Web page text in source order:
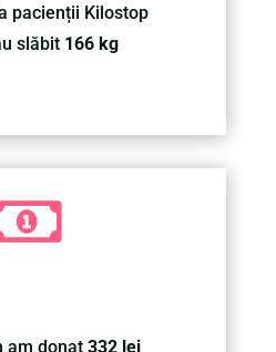
pacienții Kilostop
slăbit 166 kg
am donat 332 lei